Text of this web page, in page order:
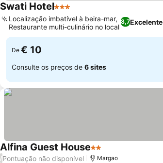
Swati Hotel3 Estrelas
8,7Excelente
Localização imbatível à beira-mar,
Restaurante multi-culinário no local
De € 10
Consulte os preços de 6 sites
Alfina Guest House2 Estrelas
/Pontuação não disponível Margao